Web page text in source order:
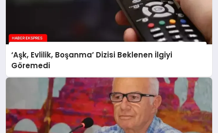
‘Aşk, Evlilik, Boşanma’ Dizisi Beklenen İlgiyi
Göremedi